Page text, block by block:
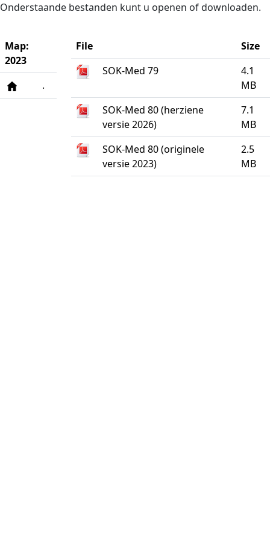
Naar de inhoud
Onderstaande bestanden kunt u openen of downloaden.
Map:
2023
.
File
Size
SOK-Med 79
4.1
MB
SOK-Med 80 (herziene
versie 2026)
7.1
MB
SOK-Med 80 (originele
versie 2023)
2.5
MB